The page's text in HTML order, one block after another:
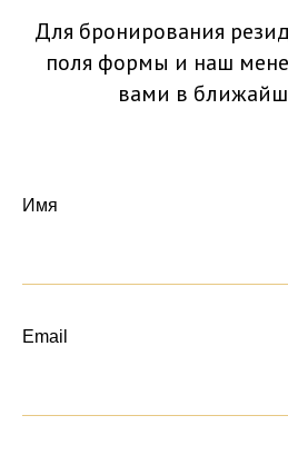
Для бронирования
поля формы и наш
вами в
Имя
Email